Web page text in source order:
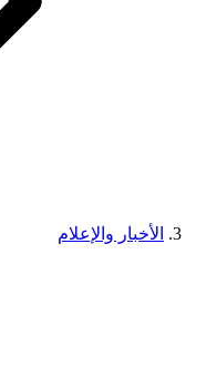
الأخبار والإعلام